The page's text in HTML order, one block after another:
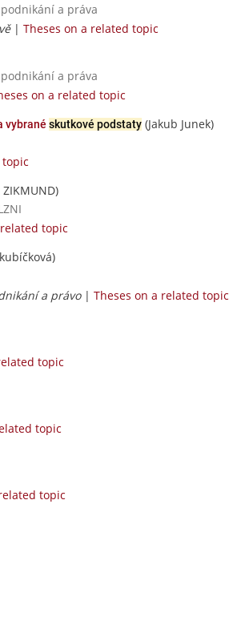
a práva
| Theses on a related topic
a práva
on a related topic
vybrané skutkové podstaty (Jakub Junek)
topic
a právo| Theses on a related topic
topic
topic
topic